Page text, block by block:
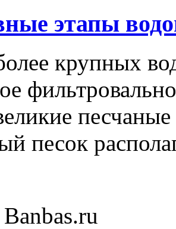
этапы
крупных
песок